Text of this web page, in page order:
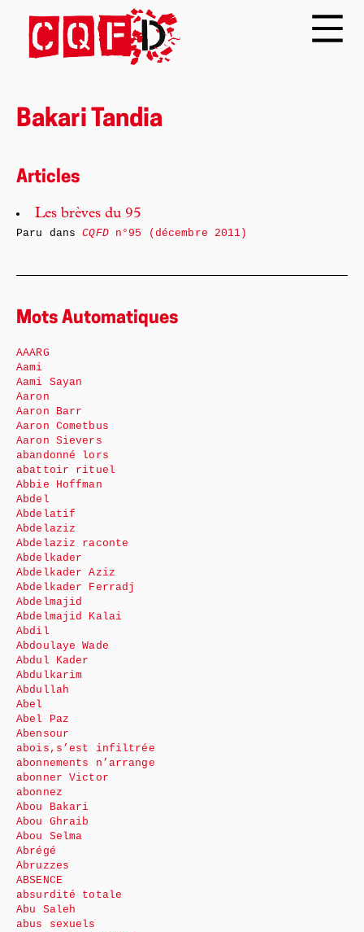
Bakari Tandia
Articles
Les brèves du 95
Paru dansCQFDn°95 (décembre 2011)
Mots Automatiques
AAARG
Aami
Aami Sayan
Aaron
Aaron Barr
Aaron Cometbus
Aaron Sievers
abandonné lors
abattoir rituel
Abbie Hoffman
Abdel
Abdelatif
Abdelaziz
Abdelaziz raconte
Abdelkader
Abdelkader Aziz
Abdelkader Ferradj
Abdelmajid
Abdelmajid Kalai
Abdil
Abdoulaye Wade
Abdul Kader
Abdulkarim
Abdullah
Abel
Abel Paz
Abensour
abois,s’est infiltrée
abonnements n’arrange
abonner Victor
abonnez
Abou Bakari
Abou Ghraib
Abou Selma
Abrégé
Abruzzes
ABSENCE
absurdité totale
Abu Saleh
abus sexuels